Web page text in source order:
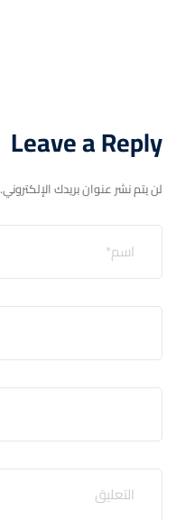
Leave a Reply
لن يتم نشر عنوان بريدك الإلكتروني.